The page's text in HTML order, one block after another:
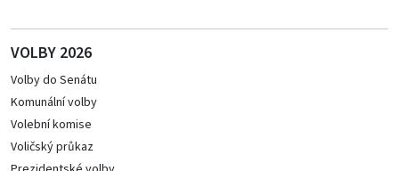
VOLBY 2026
Volby do Senátu
Komunální volby
Volební komise
Voličský průkaz